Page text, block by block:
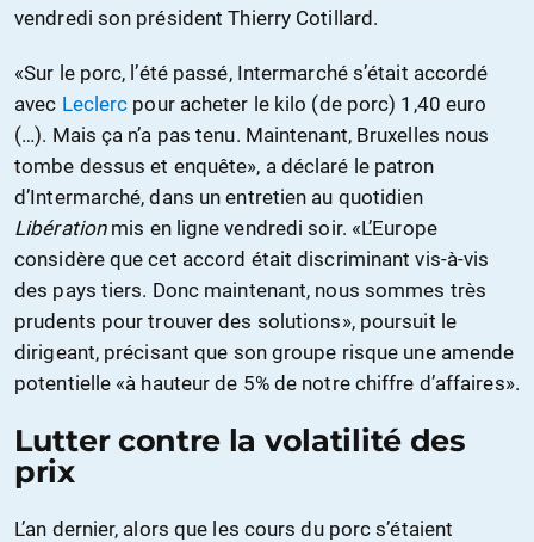
vendredi son président Thierry Cotillard.
«Sur le porc, l’été passé, Intermarché s’était accordé
avec Leclerc pour acheter le kilo (de porc) 1,40 euro
(…). Mais ça n’a pas tenu. Maintenant, Bruxelles nous
tombe dessus et enquête», a déclaré le patron
d’Intermarché, dans un entretien au quotidien
Libérationmis en ligne vendredi soir. «L’Europe
considère que cet accord était discriminant vis-à-vis
des pays tiers. Donc maintenant, nous sommes très
prudents pour trouver des solutions», poursuit le
dirigeant, précisant que son groupe risque une amende
potentielle «à hauteur de 5% de notre chiffre d’affaires».
Lutter contre la volatilité des
prix
L’an dernier, alors que les cours du porc s’étaient